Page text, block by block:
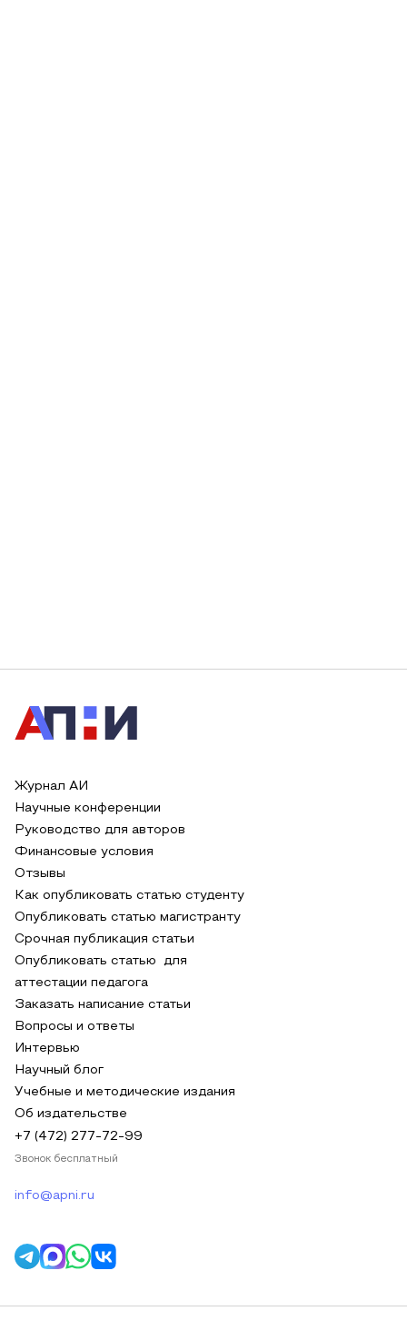
Журнал АИ
Научные конференции
Руководство для авторов
Финансовые условия
Отзывы
Как опубликовать статью студенту
Опубликовать статью магистранту
Срочная публикация статьи
Опубликовать статью для
аттестации педагога
Заказать написание статьи
Вопросы и ответы
Интервью
Научный блог
Учебные и методические издания
Об издательстве
+7 (472) 277-72-99
Звонок бесплатный
info@apni.ru